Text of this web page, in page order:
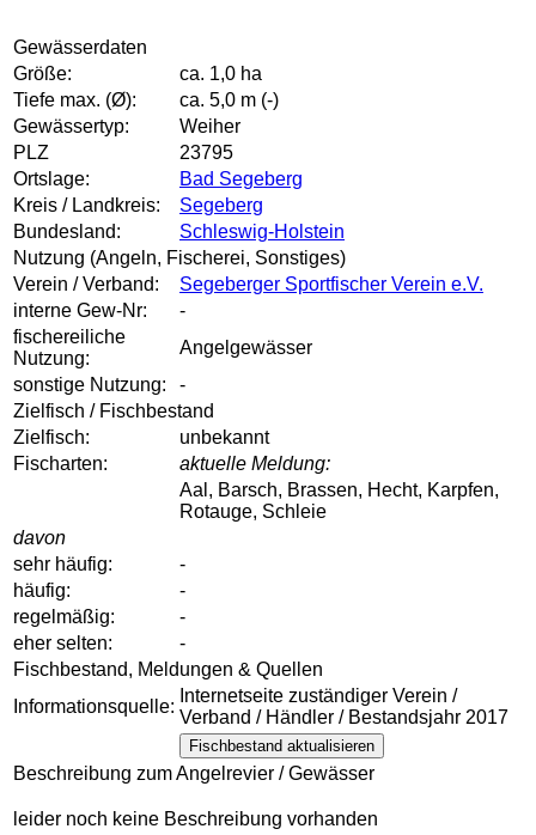
Gewässerdaten
Größe:
ca. 1,0 ha
Tiefe max. (Ø):
ca. 5,0 m (-)
Gewässertyp:
Weiher
PLZ
23795
Ortslage:
Bad Segeberg
Kreis / Landkreis:
Segeberg
Bundesland:
Schleswig-Holstein
Nutzung (Angeln, Fischerei, Sonstiges)
Verein / Verband:
Segeberger Sportfischer Verein e.V.
interne Gew-Nr:
-
fischereiliche
Nutzung:
Angelgewässer
sonstige Nutzung:
-
Zielfisch / Fischbestand
Zielfisch:
unbekannt
Fischarten:
aktuelle Meldung:
Aal, Barsch, Brassen, Hecht, Karpfen,
Rotauge, Schleie
davon
sehr häufig:
-
häufig:
-
regelmäßig:
-
eher selten:
-
Fischbestand, Meldungen & Quellen
Informationsquelle:
Internetseite zuständiger Verein /
Verband / Händler / Bestandsjahr 2017
Fischbestand aktualisieren
Beschreibung zum Angelrevier / Gewässer
leider noch keine Beschreibung vorhanden